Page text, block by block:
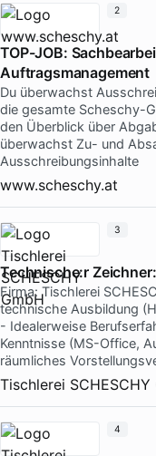
TOP-JOB:
Auftragsmanagement
Du überwachst
die gesamte Scheschy-
den Überblick über
überwachst Zu- und
Ausschreibungsinhalte
www.scheschy.at
2
Technische:r
Firma: Tischlerei
technische Ausbildung
- Idealerweise
Kenntnisse (MS-Office,
räumliches
Tischlerei SCHESCHY
3
4